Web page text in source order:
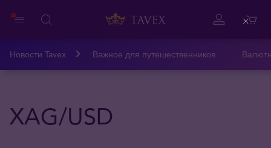
Новости Tavex Важное для путешественников
XAG/USD
Close